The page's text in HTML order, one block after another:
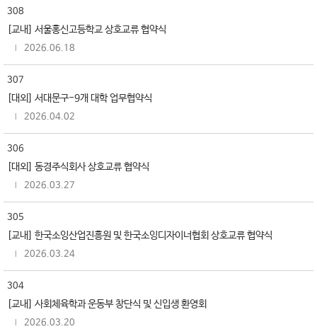
308
[교내] 서울홍신고등학교 상호교류 협약식
2026.06.18
307
[대외] 서대문구-9개 대학 업무협약식
2026.04.02
306
[대외] 동경주식회사 상호교류 협약식
2026.03.27
305
[교내] 한국소잉산업진흥원 및 한국소잉디자이너협회 상호교류 협약식
2026.03.24
304
[교내] 사회체육학과 운동부 창단식 및 신입생 환영회
2026.03.20